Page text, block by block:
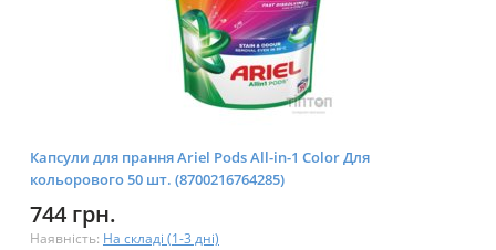
Капсули для прання Ariel Pods All-in-1 Color Для
кольорового 50 шт. (8700216764285)
744 грн.
Наявність: На складі (1-3 дні)